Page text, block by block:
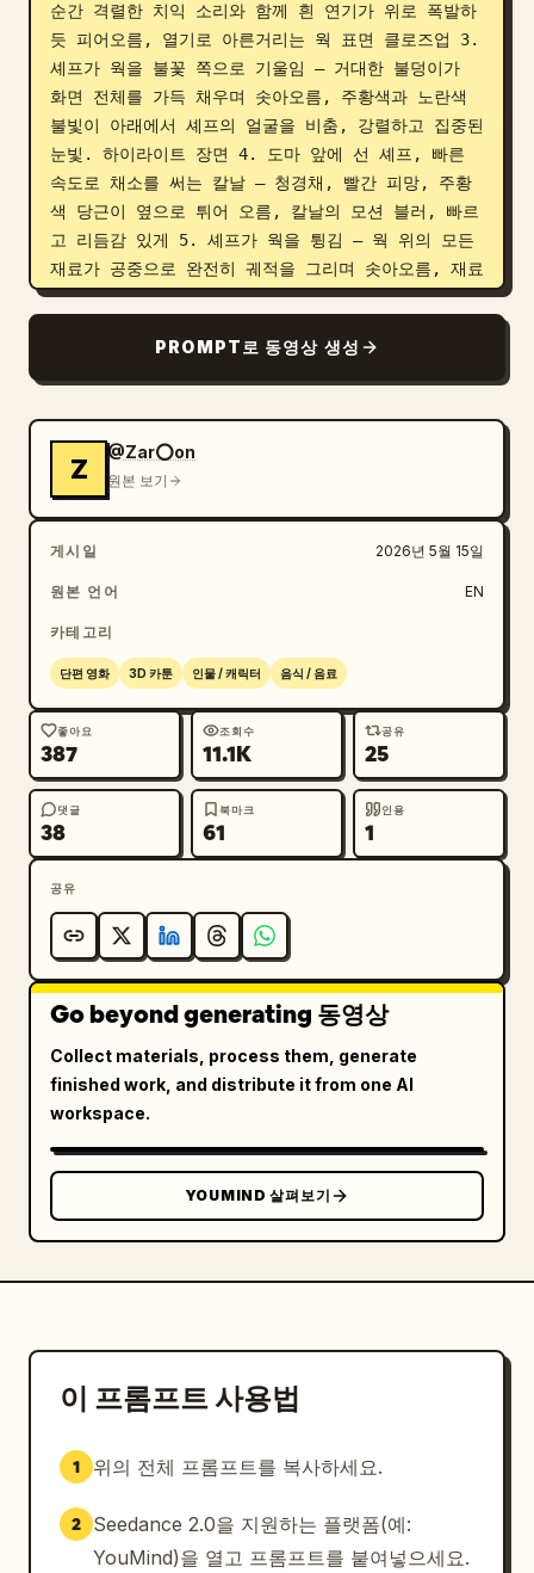
순간 격렬한 치익 소리와 함께 흰 연기가 위로 폭발하
듯 피어오름, 열기로 아른거리는 웍 표면 클로즈업 3.
셰프가 웍을 불꽃 쪽으로 기울임 — 거대한 불덩이가
화면 전체를 가득 채우며 솟아오름, 주황색과 노란색
불빛이 아래에서 셰프의 얼굴을 비춤, 강렬하고 집중된
눈빛. 하이라이트 장면 4. 도마 앞에 선 셰프, 빠른
속도로 채소를 써는 칼날 — 청경채, 빨간 피망, 주황
색 당근이 옆으로 튀어 오름, 칼날의 모션 블러, 빠르
고 리듬감 있게 5. 셰프가 웍을 튕김 — 웍 위의 모든
재료가 공중으로 완전히 궤적을 그리며 솟아오름, 재료
들이 공중에 떠 있고 아래에는 불꽃과 김이 피어오름,
에서 진한 갈색 소스를 부음 — 뜨거운 웍에 닿자마자
치익 소리를 내며 즉시 캐러멜화됨, 극적인 김 구름이
셰프가 한 번의 깔끔한 동작으로 모든 재료를 흰 접시
에 담음 — 김이 모락모락 나고 채소는 윤기가 흐르며
소스가 완벽하게 코팅된 모습, 위에서 내려다본 뷰티
샷 8. 셰프가 숟가락으로 맛을 봄 — 천천히 눈을 가늘
게 뜨며 만족스러운 듯 고개를 살짝 끄덕임. 완료. 완
벽함. 뒤에서는 여전히 주황색 버너 불꽃이 타오름.
넓은 전경 샷 • 기름을 붓는 장면은 웍 표면 클로즈업
• 불덩이 장면은 아래에서 위로 향하는 극적인 로우
칼질 장면은 측면 타이트 샷 — 칼날의 잔상 강조 • 웍
을 튕기는 장면은 와이드 앵글 — 공중에 뜬 재료의 전
체 궤적 확인 • 소스를 붓는 장면은 웍 클로즈업 • 접
시에 담긴 요리는 위에서 내려다본 뷰티 샷 • 마지막
맛보는 장면은 셰프 얼굴 타이트 샷. 스타일: • 전체
채소, 윤기 나는 검은색 웍, 진한 호박색 소스, 밝고
하얀 김 • 픽사 CGI 스타일의 생동감 넘치는 애니메이
션 — 높은 에너지, 어둡지 않은 분위기 • 빠른 동작에
모션 블러 적용 — 칼질, 웍질, 웍 내려놓기 • 요리 속
도에 맞춰 빠르고 임팩트 있는 컷 전환. 사운드 디자
풍 주방 음악 재생 — 8개 샷 전체에 걸쳐 끊김이나 침
묵 없이 동일한 트랙이 지속됨. 음악 아래로 타격감
있는 자연스러운 주방 효과음 삽입
PROMPT로 동영상 생성
Z
@Zar⭕on
원본 보기
게시일 2026년 5월 15일
원본 언어 EN
카테고리
단편 영화 3D 카툰 인물 / 캐릭터 음식 / 음료
좋아요
387
조회수
11.1K
공유
25
댓글
38
북마크
61
인용
1
공유
Go beyond generating 동영상
Collect materials, process them, generate
finished work, and distribute it from one AI
workspace.
YOUMIND 살펴보기
이 프롬프트 사용법
1 위의 전체 프롬프트를 복사하세요.
2
Seedance 2.0을 지원하는 플랫폼(예:
YouMind)을 열고 프롬프트를 붙여넣으세요.